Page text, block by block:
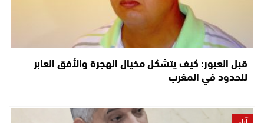
قبل العبور: كيف يتشكل مخيال الهجرة والأفق العابر
للحدود في المغرب